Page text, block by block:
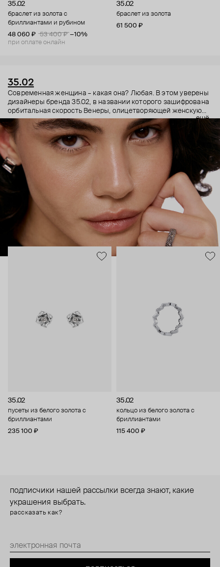
35.02
браслет из золота с
бриллиантами и рубином
48 060 ₽
53 400 ₽ −10%
при оплате онлайн
35.02
браслет из золота
61 500 ₽
35.02
Современная женщина – какая она? Любая. В этом уверены
дизайнеры бренда 35.02, в названии которого зашифрована
орбитальная скорость Венеры, олицетворяющей женскую
энергию. Поэтому в украшениях 35.02 сочетается, казалось
бы, несочетаемое – все грани характера. Женственность и
строгость, плавные линии с графичными силуэтами,
современность и классика. В этих украшениях сплетаются
две стороны характера. Черные бриллианты –
таинственность, спрятанная в глубине личности. А белые –
ясная частица нашей души, все светлое, что в нас есть.
Украшения 35.02 – ваш рассказ о себе без слов.
ещё
35.02
пусеты из белого золота с
бриллиантами
235 100 ₽
35.02
кольцо из белого золота с
бриллиантами
115 400 ₽
подписчики нашей рассылки всегда знают, какие
украшения выбрать.
рассказать как?